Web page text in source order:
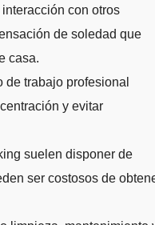
interacción con otros
de soledad que
casa.
de trabajo profesional
y evitar
suelen disponer de
ser costosos de